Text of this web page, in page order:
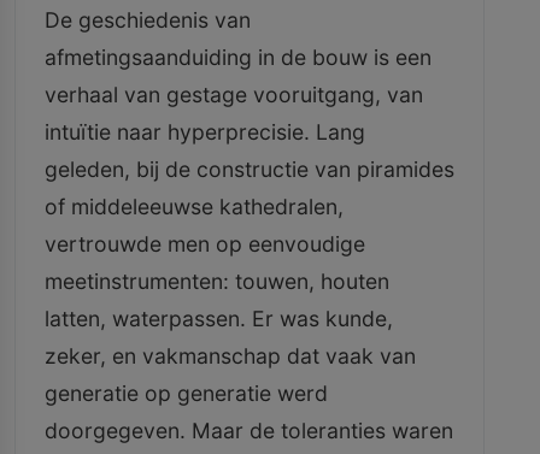
De geschiedenis van
afmetingsaanduiding in de bouw is een
verhaal van gestage vooruitgang, van
intuïtie naar hyperprecisie. Lang
geleden, bij de constructie van piramides
of middeleeuwse kathedralen,
vertrouwde men op eenvoudige
meetinstrumenten: touwen, houten
latten, waterpassen. Er was kunde,
zeker, en vakmanschap dat vaak van
generatie op generatie werd
doorgegeven. Maar de toleranties waren